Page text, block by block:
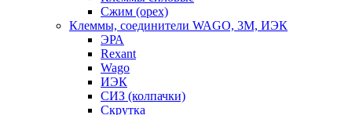
Сжим (орех)
Клеммы, соединители WAGO, 3M, ИЭК
ЭРА
Rexant
Wago
ИЭК
СИЗ (колпачки)
Скрутка